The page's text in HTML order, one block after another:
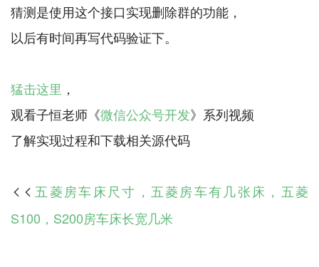
猜测是使用这个接口实现删除群的功能，
以后有时间再写代码验证下。
猛击这里 ，
观看子恒老师《微信公众号开发》系列视频
 五菱房车床尺寸，五菱房车有几张床，五菱
S100，S200房车床长宽几米